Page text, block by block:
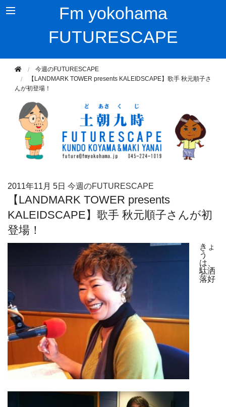
Fm yokohama
FUTURESCAPE
今週のFUTURESCAPE
【LANDMARK TOWER presents KALEIDSCAPE】歌手 秋元順子さ
んが初登場！
2011年11月 5日 今週のFUTURESCAPE
【LANDMARK TOWER presents
KALEIDSCAPE】歌手 秋元順子さんが初
登場！
きょ
う
は、
駄洒
落好